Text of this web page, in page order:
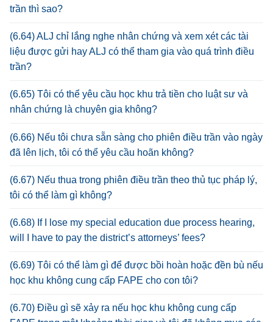
trần thì sao?
(6.64) ALJ chỉ lắng nghe nhân chứng và xem xét các tài
liệu được gửi hay ALJ có thể tham gia vào quá trình điều
trần?
(6.65) Tôi có thể yêu cầu học khu trả tiền cho luật sư và
nhân chứng là chuyên gia không?
(6.66) Nếu tôi chưa sẵn sàng cho phiên điều trần vào ngày
đã lên lịch, tôi có thể yêu cầu hoãn không?
(6.67) Nếu thua trong phiên điều trần theo thủ tục pháp lý,
tôi có thể làm gì không?
(6.68) If I lose my special education due process hearing,
will I have to pay the district’s attorneys’ fees?
(6.69) Tôi có thể làm gì để được bồi hoàn hoặc đền bù nếu
học khu không cung cấp FAPE cho con tôi?
(6.70) Điều gì sẽ xảy ra nếu học khu không cung cấp